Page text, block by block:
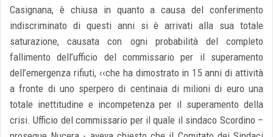
Casignana, è chiusa in quanto a causa del conferimento
indiscriminato di questi anni si è arrivati alla sua totale
saturazione, causata con ogni probabilità del completo
fallimento dell’ufficio del commissario per il superamento
dell’emergenza rifiuti, ‹‹che ha dimostrato in 15 anni di attività
a fronte di uno sperpero di centinaia di milioni di euro una
totale inettitudine e incompetenza per il superamento della
crisi. Ufficio del commissario per il quale il sindaco Scordino –